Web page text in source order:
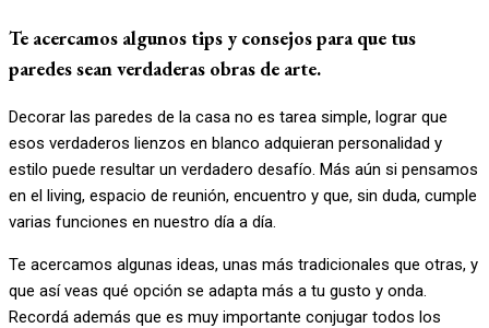
Te acercamos algunos tips y consejos para que tus
paredes sean verdaderas obras de arte.
Decorar las paredes de la casa no es tarea simple, lograr que
esos verdaderos lienzos en blanco adquieran personalidad y
estilo puede resultar un verdadero desafío. Más aún si pensamos
en el living, espacio de reunión, encuentro y que, sin duda, cumple
varias funciones en nuestro día a día.
Te acercamos algunas ideas, unas más tradicionales que otras, y
que así veas qué opción se adapta más a tu gusto y onda.
Recordá además que es muy importante conjugar todos los